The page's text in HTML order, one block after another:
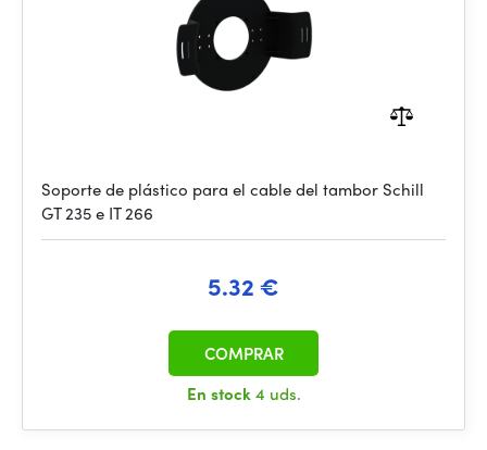
Soporte de plástico para el cable del tambor Schill
GT 235 e IT 266
5.32 €
En stock4 uds.
COMPRAR